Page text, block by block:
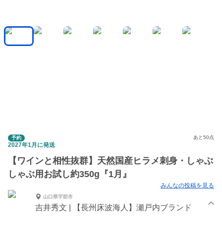
予約 あと50点
2027年1月に発送
【ワインと相性抜群】天然国産ヒラメ刺身・しゃぶ
しゃぶ用お試し約350g『1月』
みんなの投稿を見る
山口県宇部市
吉井秀文 | 【長州床波海人】瀬戸内ブランド